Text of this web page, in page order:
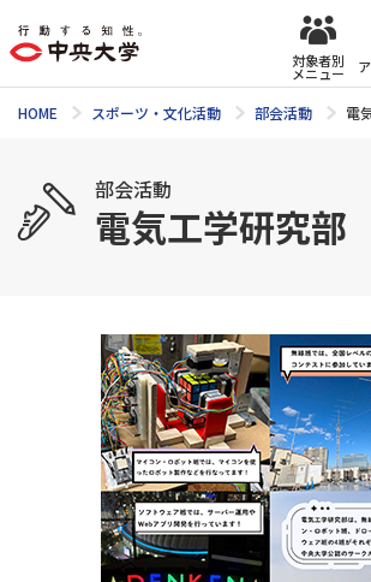
対象者別
メニュー
HOME スポーツ・文化活動 部会活動 電
部会活動
電気工学研究部